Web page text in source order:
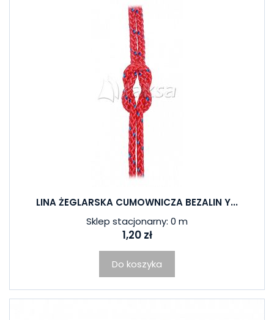
LINA ŻEGLARSKA CUMOWNICZA BEZALIN Y...
Sklep stacjonarny: 0 m
1,20 zł
Do koszyka